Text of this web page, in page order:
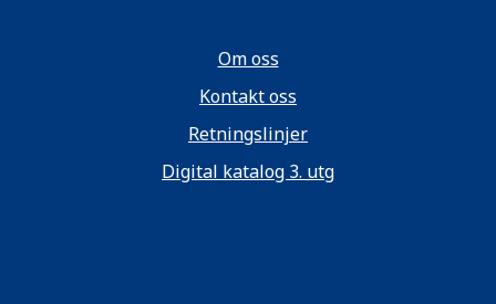
Om oss
Kontakt oss
Retningslinjer
Digital katalog 3. utg